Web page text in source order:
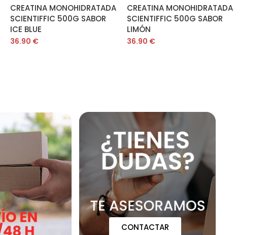
CREATINA MONOHIDRATADA
SCIENTIFFIC 500G SABOR
ICE BLUE
36.90 €
CREATINA MONOHIDRATADA
SCIENTIFFIC 500G SABOR
LIMÓN
36.90 €
CONTACTAR